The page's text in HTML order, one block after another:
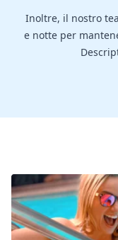
Inoltre, il nostro
e notte per